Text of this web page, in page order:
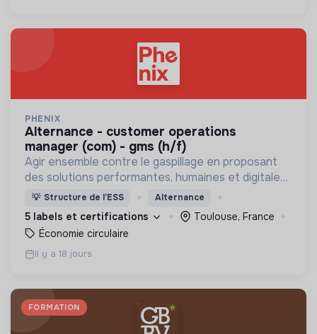
PHENIX
alternance - customer operations
manager (com) - gms (h/f)
Agir ensemble contre le gaspillage en proposant
des solutions performantes, humaines et digitales,
qui profitent à tous.
💡 Structure de l’ESS Alternance
5 labels et certifications
Toulouse, France
Économie circulaire
Il y a 18 jours
FORMATION